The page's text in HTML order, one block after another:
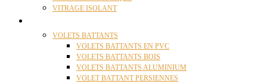
VITRAGE ISOLANT
VOLETS BATTANTS
VOLETS BATTANTS EN PVC
VOLETS BATTANTS BOIS
VOLETS BATTANTS ALUMINIUM
VOLET BATTANT PERSIENNES